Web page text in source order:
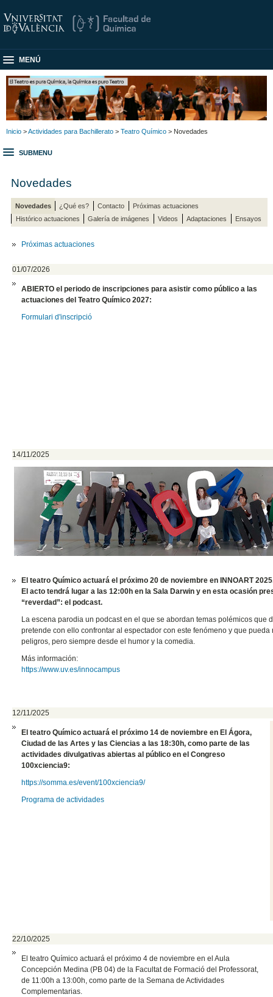
MENÚ
Inicio >Actividades para Bachillerato > Teatro Químico > Novedades
SUBMENU
Novedades
Novedades ¿Qué es? Contacto
Próximas actuaciones
Histórico actuaciones
Galería de imágenes Videos Adaptaciones Ensayos
Próximas actuaciones
01/07/2026
ABIERTO el periodo de inscripciones para asistir como público a las
actuaciones del Teatro Químico 2027:
Formulari d'inscripció
14/11/2025
El teatro Químico actuará el próximo 20 de noviembre en INNOART
El acto tendrá lugar a las 12:00h en la Sala Darwin y en esta ocasión
“reverdad”: el podcast.
La escena parodia un podcast en el que se abordan temas polémicos que
pretende con ello confrontar al espectador con este fenómeno y que
peligros, pero siempre desde el humor y la comedia.
Más información:
https://www.uv.es/innocampus
12/11/2025
El teatro Químico actuará el próximo 14 de noviembre en El Ágora,
Ciudad de las Artes y las Ciencias a las 18:30h, como parte de las
actividades divulgativas abiertas al público en el Congreso
100xciencia9:
https://somma.es/event/100xciencia9/
Programa de actividades
22/10/2025
El teatro Químico actuará el próximo 4 de noviembre en el Aula
Concepción Medina (PB 04) de la Facultat de Formació del Professorat,
de 11:00h a 13:00h, como parte de la Semana de Actividades
Complementarias.